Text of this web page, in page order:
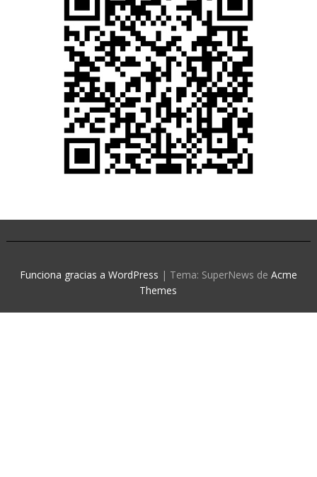
Funciona gracias a WordPress | Tema: SuperNews de Acme
Themes